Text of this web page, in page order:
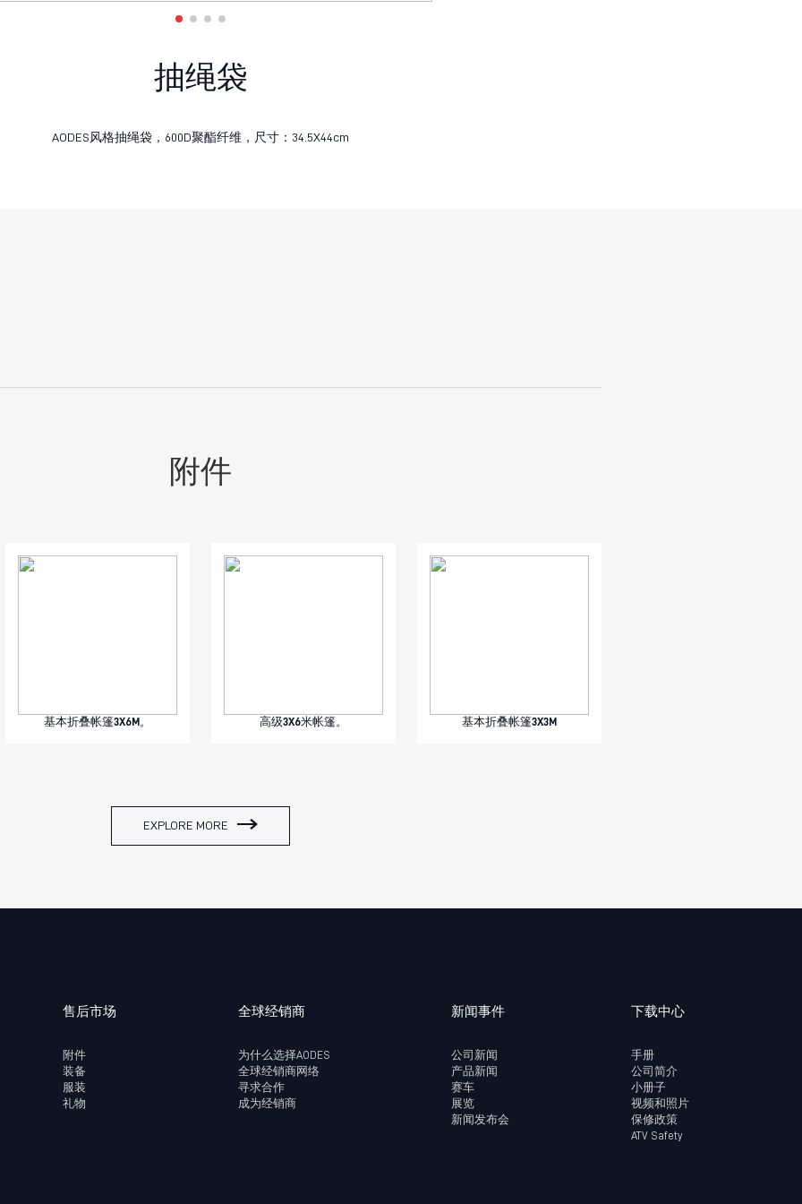
抽绳袋
AODES风格抽绳袋，600D聚酯纤维，尺寸：34.5X44cm
附件
基本折叠帐篷3X6M。 高级3X6米帐篷。 基本折叠帐篷3X3M
EXPLORE MORE
售后市场
附件
装备
服装
礼物
全球经销商
为什么选择AODES
全球经销商网络
寻求合作
成为经销商
新闻事件
公司新闻
产品新闻
赛车
展览
新闻发布会
下载中心
手册
公司简介
小册子
视频和照片
保修政策
ATV Safety